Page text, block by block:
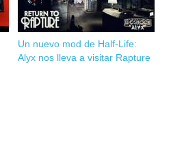
Un nuevo mod de Half-Life:
Alyx nos lleva a visitar Rapture